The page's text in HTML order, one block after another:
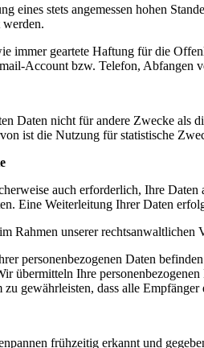
eines stets angemessen hohen
werden.
immer geartete Haftung für die
Account bzw. Telefon, Abfangen
Daten nicht für andere Zwecke
ist die Nutzung für statistische
auch erforderlich, Ihre
Eine Weiterleitung Ihrer Daten
Rahmen unserer
personenbezogenen Daten
übermitteln Ihre
gewährleisten, dass alle
frühzeitig erkannt und